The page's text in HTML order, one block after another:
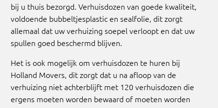
bij u thuis bezorgd. Verhuisdozen van goede kwaliteit,
voldoende bubbeltjesplastic en sealfolie, dit zorgt
allemaal dat uw verhuizing soepel verloopt en dat uw
spullen goed beschermd blijven.
Het is ook mogelijk om verhuisdozen te huren bij
Holland Movers, dit zorgt dat u na afloop van de
verhuizing niet achterblijft met 120 verhuisdozen die
ergens moeten worden bewaard of moeten worden